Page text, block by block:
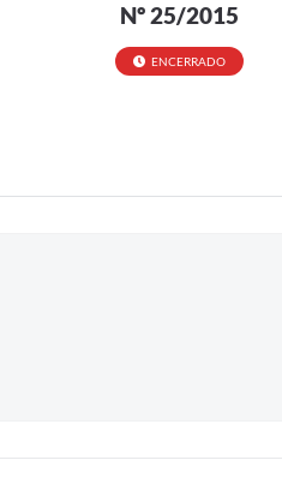
Nº 25/2015
ENCERRADO